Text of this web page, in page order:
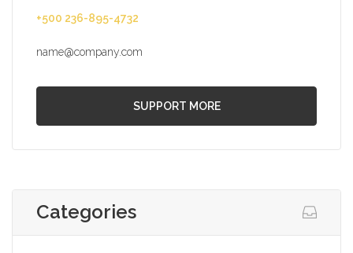
+500 236-895-4732
name@company.com
SUPPORT MORE
Categories